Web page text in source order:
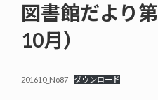
図書館だより
10月）
201610_No87 ダウンロード